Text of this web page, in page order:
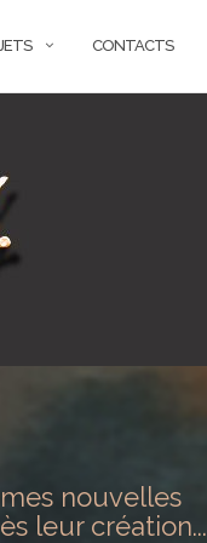
CONTACTS
nouvelles
leur création...